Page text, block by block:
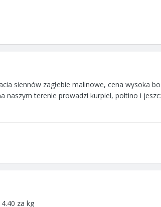
siennów zagłebie malinowe, cena wysoka
naszym terenie prowadzi kurpiel, poltino i
za kg